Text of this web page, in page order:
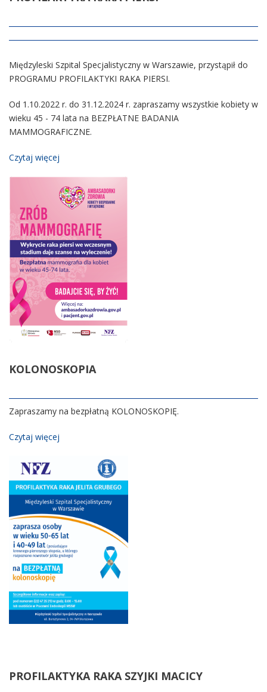
Międzyleski Szpital Specjalistyczny w Warszawie, przystąpił do
PROGRAMU PROFILAKTYKI RAKA PIERSI.
Od 1.10.2022 r. do 31.12.2024 r. zapraszamy wszystkie kobiety w
wieku 45 - 74 lata na BEZPŁATNE BADANIA
MAMMOGRAFICZNE.
Czytaj więcej
KOLONOSKOPIA
Zapraszamy na bezpłatną KOLONOSKOPIĘ.
Czytaj więcej
PROFILAKTYKARAKA SZYJKI MACICY